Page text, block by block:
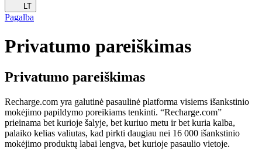
LT
Pagalba
Privatumo pareiškimas
Privatumo pareiškimas
Recharge.com yra galutinė pasaulinė platforma visiems išankstinio
mokėjimo papildymo poreikiams tenkinti. “Recharge.com”
prieinama bet kurioje šalyje, bet kuriuo metu ir bet kuria kalba,
palaiko kelias valiutas, kad pirkti daugiau nei 16 000 išankstinio
mokėjimo produktų labai lengva, bet kurioje pasaulio vietoje.